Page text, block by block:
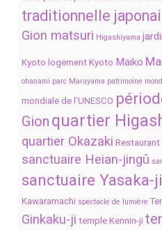
traditionnelle
Gion matsuri Higashiyama
Kyoto logement Kyoto Maiko
ohanami parc Maruyama patrimoine
mondiale de l’UNESCO
Gion quartier
quartier Okazaki Restaurant
sanctuaire Heian-jingû
sanctuaire Yasaka-
Kawaramachi spectacle de lumière
Ginkaku-ji temple Kennin-ji